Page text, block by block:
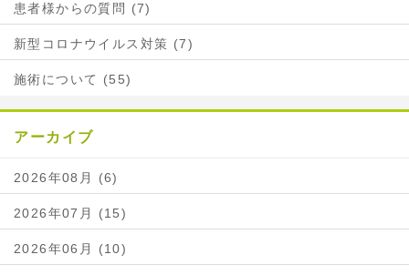
患者様からの質問 (7)
新型コロナウイルス対策 (7)
施術について (55)
アーカイブ
2026年08月 (6)
2026年07月 (15)
2026年06月 (10)